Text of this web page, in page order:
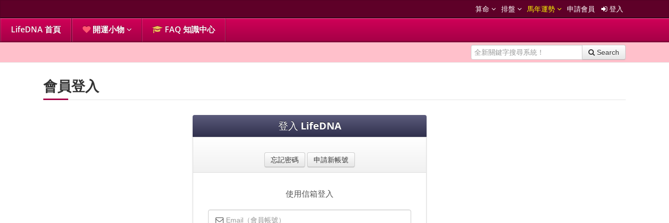
算命 排盤 馬年運勢 申請會員 登入
LifeDNA 首頁 開運小物 FAQ 知識中心
Search
會員登入
登入 LifeDNA
忘記密碼 申請新帳號
使用信箱登入